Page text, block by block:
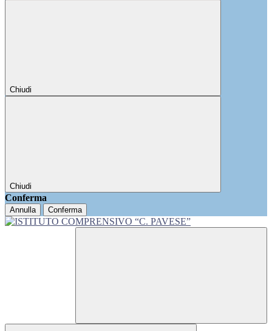
Chiudi
Chiudi
Conferma
Annulla Conferma